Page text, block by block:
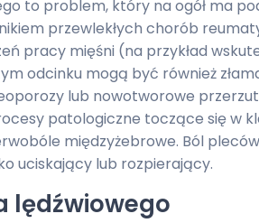
to problem, który na ogół ma
przewlekłych chorób
pracy mięśni (na przykład
odcinku mogą być również
lub nowotworowe
patologiczne toczące się w
międzyżebrowe. Ból
uciskający lub rozpierający.
lędźwiowego